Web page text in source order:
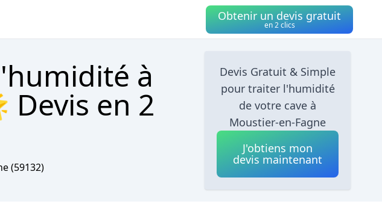
Obtenir un devis gratuit
en 2 clics
à
Devis en 2
(59132)
Devis Gratuit & Simple
pour traiter l'humidité
de votre cave à
Moustier-en-Fagne
J'obtiens mon
devis maintenant